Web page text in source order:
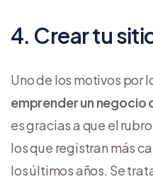
4. Crear tu
Uno de los motivos por
emprender un negocio
es gracias a que el
los que registran más
los últimos años. Se